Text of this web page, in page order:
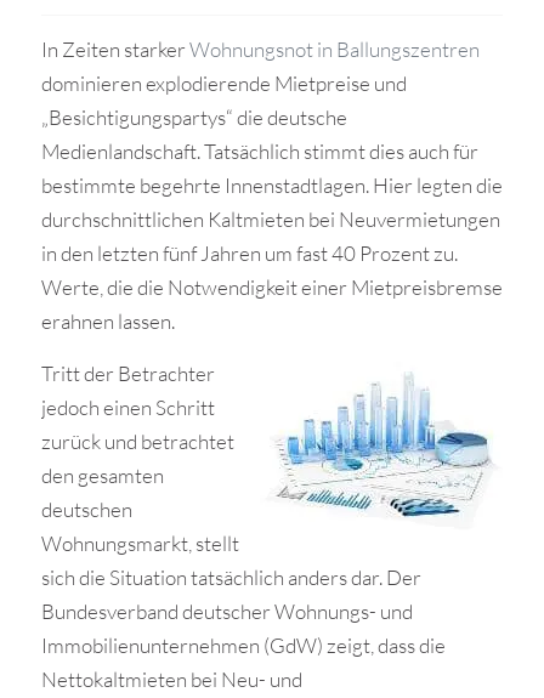
In Zeiten starkerWohnungsnot in Ballungszentren
dominieren explodierende Mietpreise und
„Besichtigungspartys“ die deutsche
Medienlandschaft. Tatsächlich stimmt dies auch für
bestimmte begehrte Innenstadtlagen. Hier legten die
durchschnittlichen Kaltmieten bei Neuvermietungen
in den letzten fünf Jahren um fast 40 Prozent zu.
Werte, die die Notwendigkeit einer Mietpreisbremse
erahnen lassen.
Tritt der Betrachter
jedoch einen Schritt
zurück und betrachtet
den gesamten
deutschen
Wohnungsmarkt, stellt
sich die Situation tatsächlich anders dar. Der
Bundesverband deutscher Wohnungs- und
Immobilienunternehmen (GdW) zeigt, dass die
Nettokaltmieten bei Neu- und